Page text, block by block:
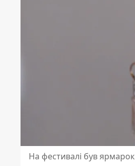
На фестивалі був ярмарок